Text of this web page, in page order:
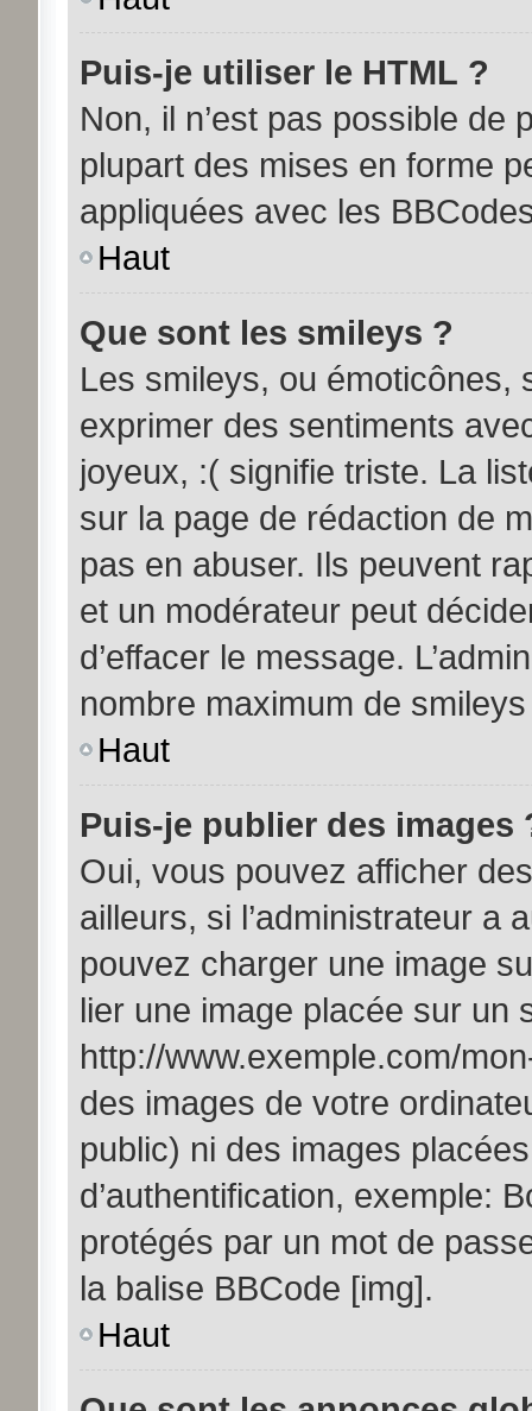
Puis-je utiliser le HTML ?
Non, il n’est pas possible de
plupart des mises en forme
appliquées avec les
Haut
Que sont les smileys ?
Les smileys, ou émoticônes,
exprimer des sentiments
joyeux, :( signifie triste. La
sur la page de rédaction de
pas en abuser. Ils peuvent
et un modérateur peut
d’effacer le message.
nombre maximum de
Haut
Puis-je publier des images
Oui, vous pouvez afficher
ailleurs, si l’administrateur a
pouvez charger une image
lier une image placée sur un
http://www.exemple.com/
des images de votre
public) ni des images
d’authentification, exemple:
protégés par un mot de
la balise BBCode [img].
Haut